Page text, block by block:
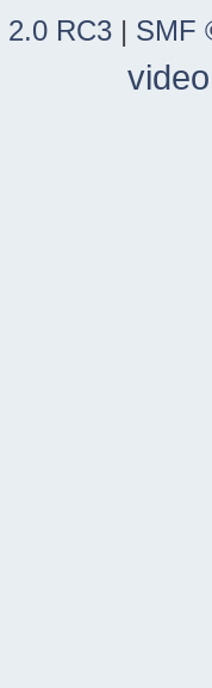
2.0 RC3 | SMF